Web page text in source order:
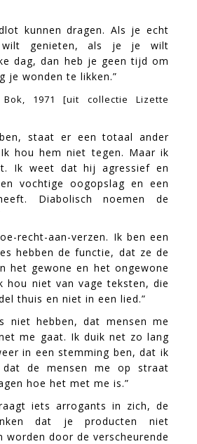
kunnen dragen. Als je echt
genieten, als je je wilt
dag, dan heb je geen tijd om
je wonden te likken.”
1971 [uit collectie Lizette
staat er een totaal ander
hou hem niet tegen. Maar ik
Ik weet dat hij agressief en
vochtige oogopslag en een
Diabolisch noemen de
recht-aan-verzen. Ik ben een
hebben de functie, dat ze de
het gewone en het ongewone
hou niet van vage teksten, die
thuis en niet in een lied.”
niet hebben, dat mensen me
me gaat. Ik duik net zo lang
in een stemming ben, dat ik
de mensen me op straat
hoe het met me is.”
iets arrogants in zich, de
dat je producten niet
worden door de verscheurende